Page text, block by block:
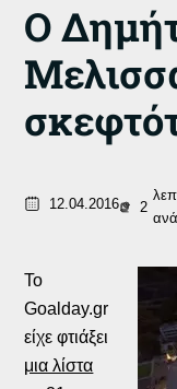
Ο
12.04.2016 2
Το
Goalday.gr
είχε φτιάξει
μια λίστα